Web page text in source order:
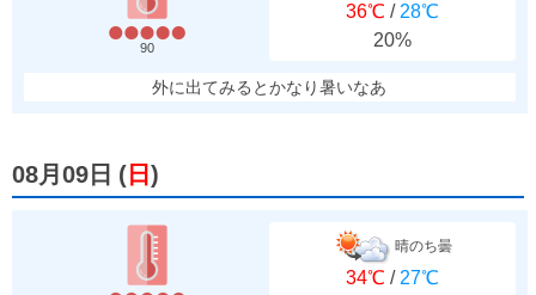
90
36℃ / 28℃
20%
外に出てみるとかなり暑いなあ
08月09日 ( 日 )
晴のち曇
34℃ / 27℃